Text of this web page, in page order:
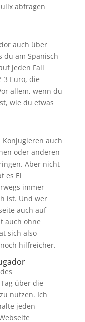
abfragen
auch über
du am Spanisch
jeden Fall
3 Euro, die
allem, wenn du
wie du etwas
auch
oder anderen
Aber nicht
es El
immer
ist. Und wer
auch auf
auch ohne
sich also
hilfreicher.
über die
nutzen. Ich
jeden